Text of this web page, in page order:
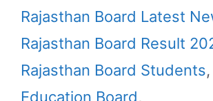
Rajasthan Board Latest
Rajasthan Board Result
Rajasthan Board Students,
Education Board,